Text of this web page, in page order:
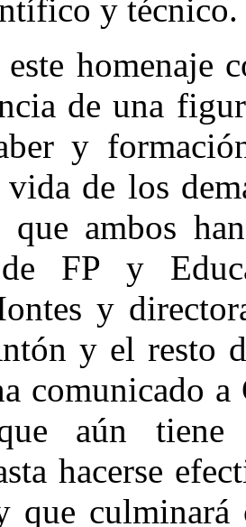
y técnico.
homenaje
de una
y
de los
que ambos
FP y
y
y el resto
comunicado a
aún tiene
hacerse
que